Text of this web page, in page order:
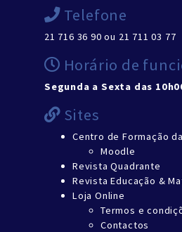
Telefone
21 716 36 90 ou 21 711 03 77
Horário de
Segunda a Sexta das
Sites
Centro de Formação
Moodle
Revista Quadrante
Revista Educação &
Loja Online
Termos e
Contactos